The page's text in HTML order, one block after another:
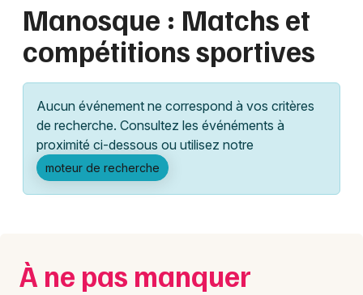
Grands événements
Activité & Expérience
Manifestations
Foires & salons
Concerts
Bordeaux
Colmar
Lille
Lyon
Marseille
Mulhouse
Nice
Manosque : Matchs et
compétitions sportives
Aucun événement ne correspond à vos critères
de recherche. Consultez les événéments à
proximité ci-dessous ou utilisez notre
moteur de recherche
À ne pas manquer
Alpes de Hautes-Provence (04)
Provence-Alpes-Côte-d'Azur
Partout
Près de moi
Changer de lieu
Quand ?
Effacer les dates
Aujourd'hui
Demain Ce week-end Autre